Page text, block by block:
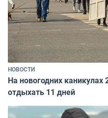
НОВОСТИ
На новогодних каникулах
отдыхать 11 дней